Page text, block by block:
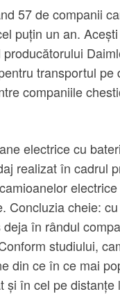
57 de companii
puțin un an.
transportul pe
companiile
electrice cu
realizat în cadrul
Concluzia cheie:
în rândul
studiului,
din ce în ce mai
și în cel pe distanțe